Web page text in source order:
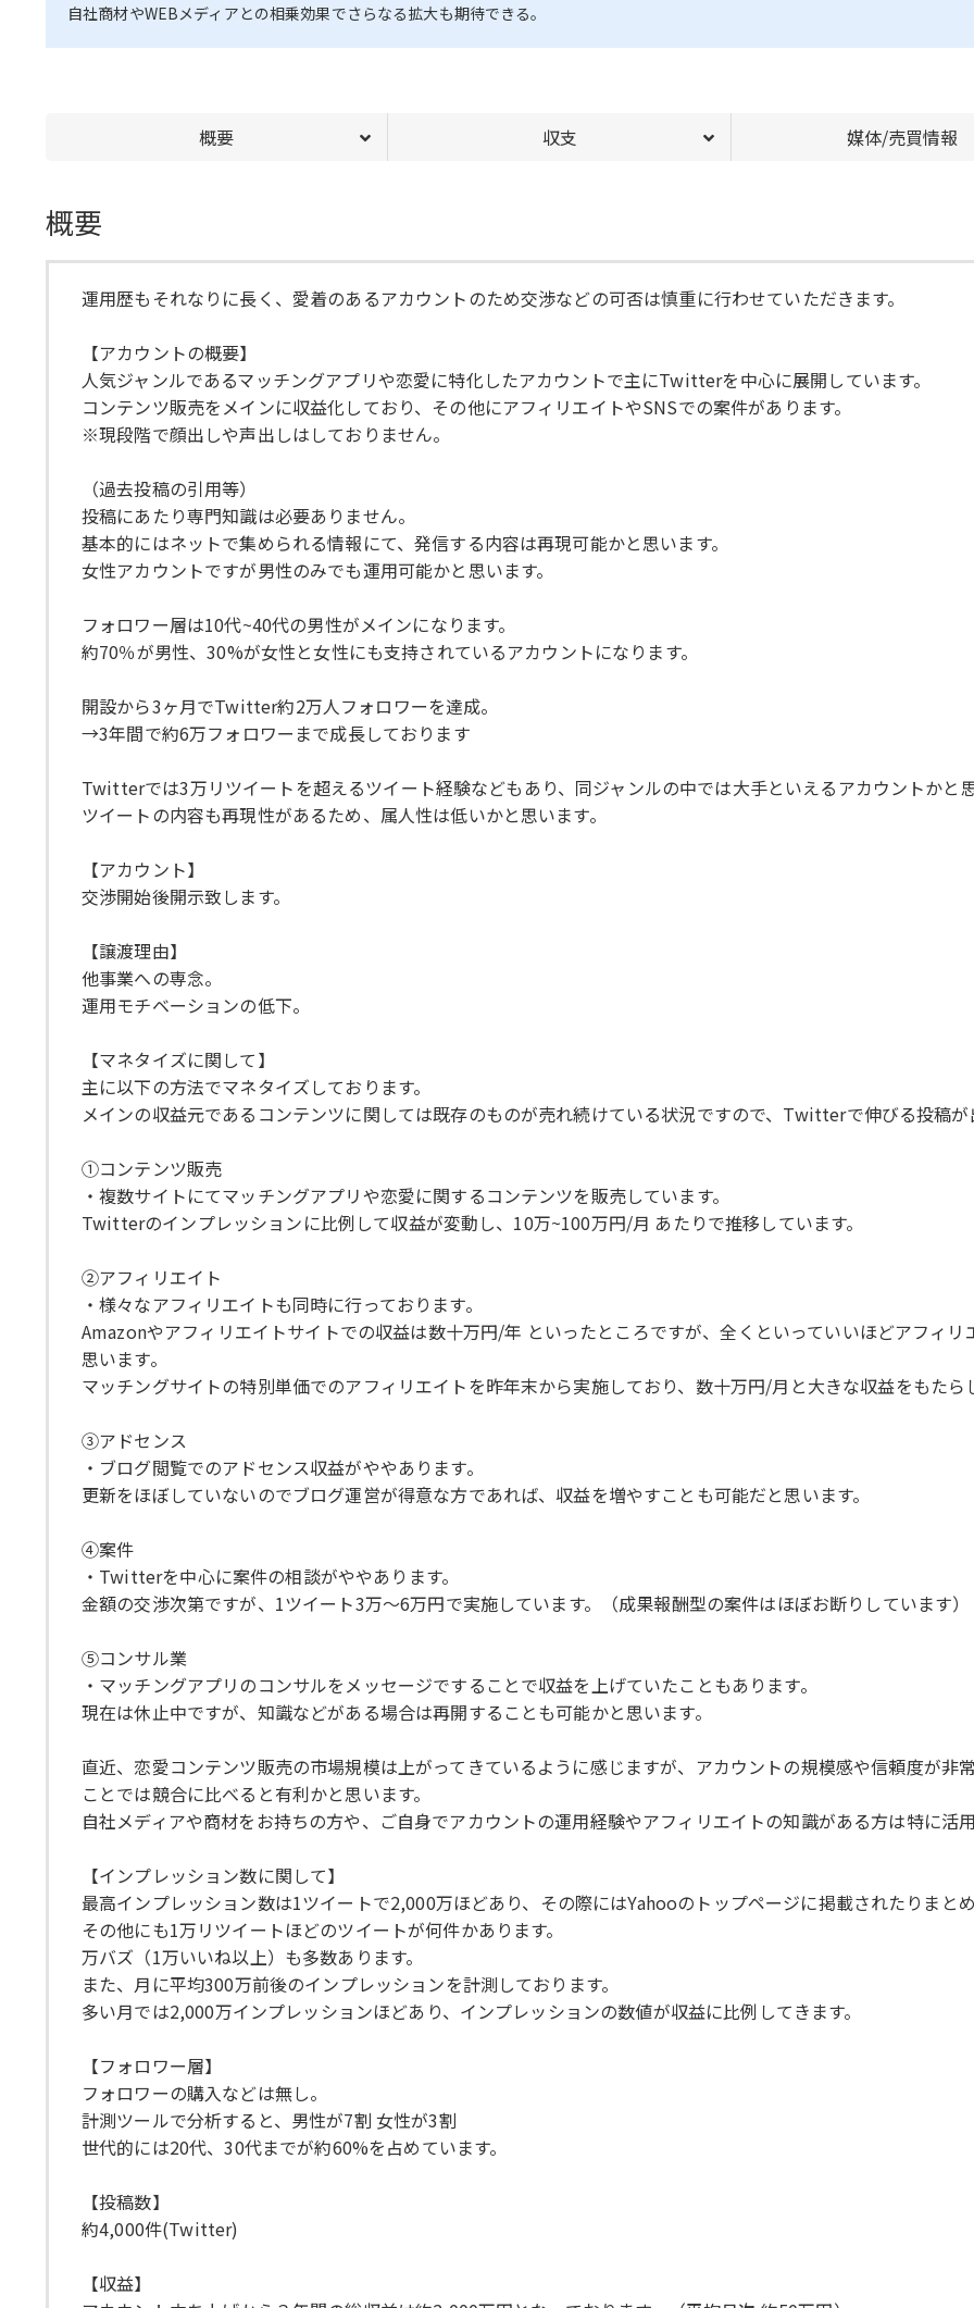
自社商材やWEBメディアとの相乗効果でさらなる拡大も期待できる。
概要 収支 媒体/売買情報
概要
運用歴もそれなりに長く、愛着のあるアカウントのため交渉などの可否は慎重に行わせていただきます。
【アカウントの概要】
人気ジャンルであるマッチングアプリや恋愛に特化したアカウントで主にTwitterを中心に展開しています。
コンテンツ販売をメインに収益化しており、その他にアフィリエイトやSNSでの案件があります。
※現段階で顔出しや声出しはしておりません。
（過去投稿の引用等）
投稿にあたり専門知識は必要ありません。
基本的にはネットで集められる情報にて、発信する内容は再現可能かと思います。
女性アカウントですが男性のみでも運用可能かと思います。
フォロワー層は10代~40代の男性がメインになります。
約70％が男性、30%が女性と女性にも支持されているアカウントになります。
開設から3ヶ月でTwitter約2万人フォロワーを達成。
→3年間で約6万フォロワーまで成長しております
Twitterでは3万リツイートを超えるツイート経験などもあり、同ジャンルの中では大手といえるアカウントかと思
ツイートの内容も再現性があるため、属人性は低いかと思います。
【アカウント】
交渉開始後開示致します。
【譲渡理由】
他事業への専念。
運用モチベーションの低下。
【マネタイズに関して】
主に以下の方法でマネタイズしております。
メインの収益元であるコンテンツに関しては既存のものが売れ続けている状況ですので、Twitterで伸びる投稿が
①コンテンツ販売
・複数サイトにてマッチングアプリや恋愛に関するコンテンツを販売しています。
Twitterのインプレッションに比例して収益が変動し、10万~100万円/月 あたりで推移しています。
②アフィリエイト
・様々なアフィリエイトも同時に行っております。
Amazonやアフィリエイトサイトでの収益は数十万円/年 といったところですが、全くといっていいほどアフィ
思います。
マッチングサイトの特別単価でのアフィリエイトを昨年末から実施しており、数十万円/月と大きな収益をもたら
③アドセンス
・ブログ閲覧でのアドセンス収益がややあります。
更新をほぼしていないのでブログ運営が得意な方であれば、収益を増やすことも可能だと思います。
④案件
・Twitterを中心に案件の相談がややあります。
金額の交渉次第ですが、1ツイート3万〜6万円で実施しています。（成果報酬型の案件はほぼお断りしています）
⑤コンサル業
・マッチングアプリのコンサルをメッセージですることで収益を上げていたこともあります。
現在は休止中ですが、知識などがある場合は再開することも可能かと思います。
直近、恋愛コンテンツ販売の市場規模は上がってきているように感じますが、アカウントの規模感や信頼度が非
ことでは競合に比べると有利かと思います。
自社メディアや商材をお持ちの方や、ご自身でアカウントの運用経験やアフィリエイトの知識がある方は特に活
【インプレッション数に関して】
最高インプレッション数は1ツイートで2,000万ほどあり、その際にはYahooのトップページに掲載されたりまと
その他にも1万リツイートほどのツイートが何件かあります。
万バズ（1万いいね以上）も多数あります。
また、月に平均300万前後のインプレッションを計測しております。
多い月では2,000万インプレッションほどあり、インプレッションの数値が収益に比例してきます。
【フォロワー層】
フォロワーの購入などは無し。
計測ツールで分析すると、男性が7割 女性が3割
世代的には20代、30代までが約60%を占めています。
【投稿数】
約4,000件(Twitter)
【収益】